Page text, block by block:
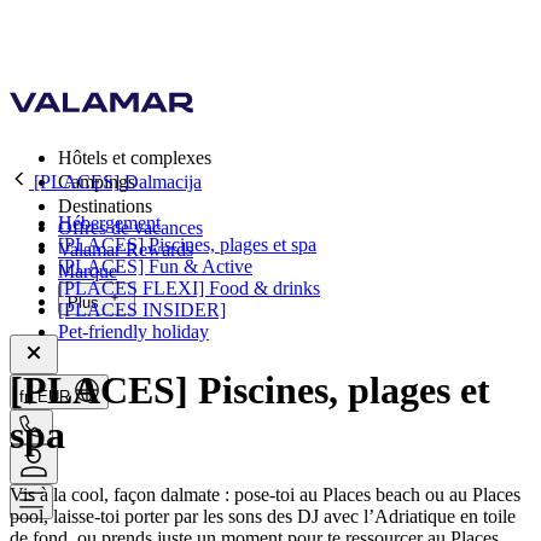
Hôtels et complexes
Campings
Destinations
Offres de vacances
Valamar Rewards
Marque
Plus
fr, EUR
[PLACES] Dalmacija
Hébergement
[PLACES] Piscines, plages et spa
[PLACES] Fun & Active
[PLACES FLEXI] Food & drinks
[PLACES INSIDER]
Pet-friendly holiday
[PLACES] Piscines, plages et
spa
Vis à la cool, façon dalmate : pose-toi au Places beach ou au Places
pool, laisse-toi porter par les sons des DJ avec l’Adriatique en toile